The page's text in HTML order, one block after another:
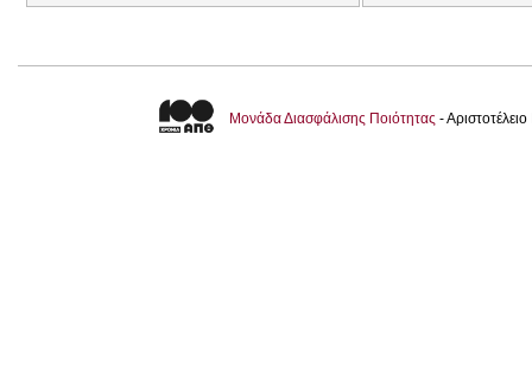
Μονάδα Διασφάλισης Ποιότητας -